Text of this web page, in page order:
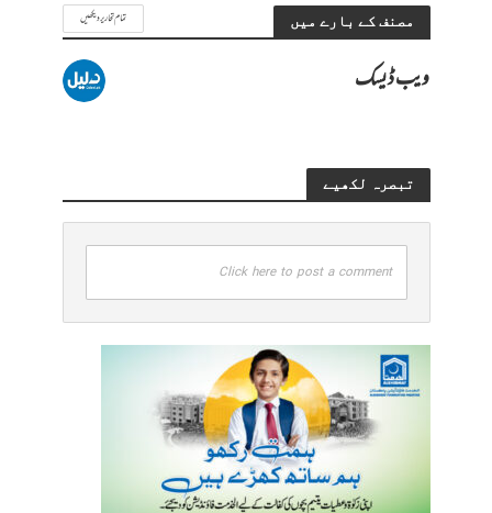
مصنف کے بارے میں تمام تحاریر دیکھیں
ویب ڈیسک
تبصرہ لکھیے
Click here to post a comment